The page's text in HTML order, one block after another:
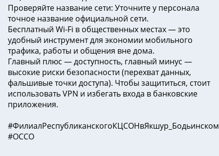
Проверяйте название сети: Уточните у персонала
точное название официальной сети.
Бесплатный Wi-Fi в общественных местах — это
удобный инструмент для экономии мобильного
трафика, работы и общения вне дома.
Главный плюс — доступность, главный минус —
высокие риски безопасности (перехват данных,
фальшивые точки доступа). Чтобы защититься, стоит
использовать VPN и избегать входа в банковские
приложения.
#ОССО